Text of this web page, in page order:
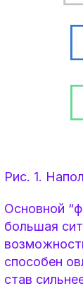
Рис. 1.
Основной
большая
способен
став